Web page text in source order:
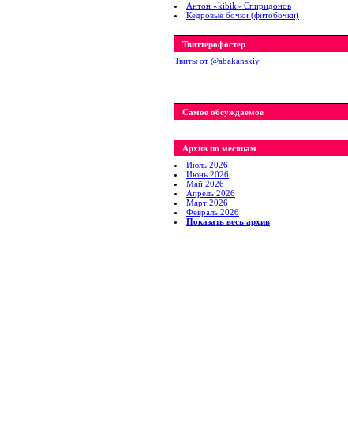
Антон «kibik» Спиридонов
Кедровые бочки (фитобочки)
Твиттерофостер
Твиты от ‎@abakanskiy
Самое обсуждаемое
Архив по месяцам
Июль 2026
Июнь 2026
Май 2026
Апрель 2026
Март 2026
Февраль 2026
Показать весь архив